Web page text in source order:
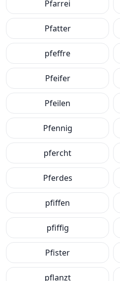
Pfarrei
Pfatter
pfeffre
Pfeifer
Pfeilen
Pfennig
pfercht
Pferdes
pfiffen
pfiffig
Pfister
pflanzt